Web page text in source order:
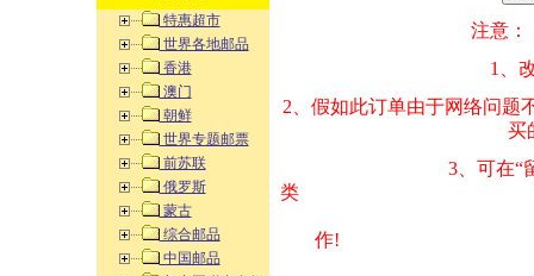
特惠超市
世界各地邮品
香港
澳门
朝鲜
世界专题邮票
前苏联
俄罗斯
蒙古
综合邮品
中国邮品
注意：
1、改变商品数量
2、假如此订单由
买的邮品的“
3、可在“
类 方式告之
作!